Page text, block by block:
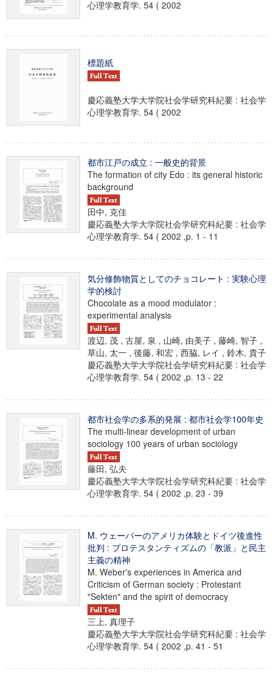
心理学教育学. 54 ( 2002
標題紙
慶応義塾大学大学院社会学研究科紀要 : 社会学
心理学教育学. 54 ( 2002
都市江戸の成立 : 一般史的背景
The formation of city Edo : its general historic
background
田中, 克佳
慶応義塾大学大学院社会学研究科紀要 : 社会学
心理学教育学. 54 ( 2002 ,p. 1 - 11
気分修飾物質としてのチョコレート : 実験心理
学的検討
Chocolate as a mood modulator :
experimental analysis
渡辺, 茂 , 古屋, 泉 , 山崎, 由美子 , 藤崎, 智子 ,
草山, 太一 , 後藤, 和宏 , 西脇, レイ , 鈴木, 貴子
慶応義塾大学大学院社会学研究科紀要 : 社会学
心理学教育学. 54 ( 2002 ,p. 13 - 22
都市社会学の多系的発展 : 都市社会学100年史
The multi-linear development of urban
sociology 100 years of urban sociology
藤田, 弘夫
慶応義塾大学大学院社会学研究科紀要 : 社会学
心理学教育学. 54 ( 2002 ,p. 23 - 39
M. ウェーバーのアメリカ体験とドイツ後進性
批判 : プロテスタンティズムの「教派」と民主
主義の精神
M. Weber's experiences in America and
Criticism of German society : Protestant
"Sekten" and the spirit of democracy
三上, 真理子
慶応義塾大学大学院社会学研究科紀要 : 社会学
心理学教育学. 54 ( 2002 ,p. 41 - 51